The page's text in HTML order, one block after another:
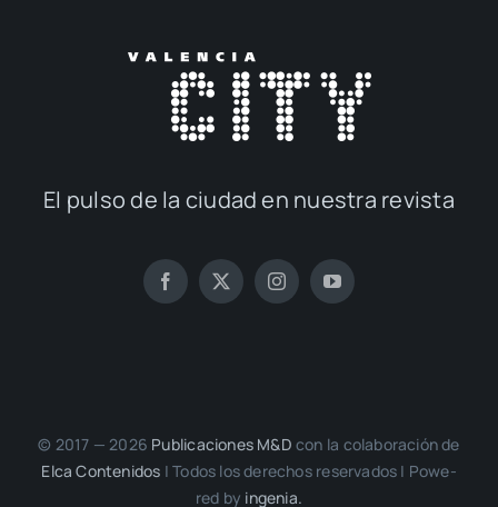
El pul­so de la ciu­dad en nues­tra revis­ta
© 2017 — 2026 Publi­ca­cio­nes M&D con la cola­bo­ra­ción de
Elca Con­te­ni­dos | Todos los dere­chos reser­va­dos | Powe­
red by inge­nia.